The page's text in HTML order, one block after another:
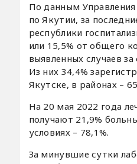
По данным
по Якутии, за
республики
или 15,5% от общего
выявленных случаев
Из них 34,4%
Якутске, в районах –
На 20 мая 2022 года
получают 21,9%
условиях – 78,1%.
За минувшие сутки